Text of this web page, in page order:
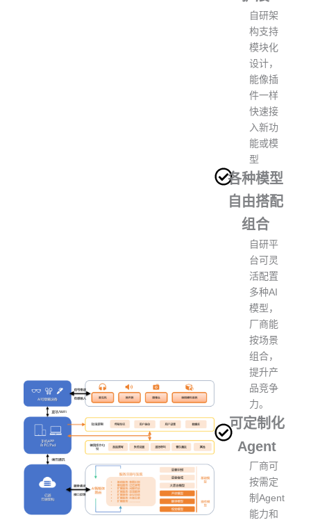
自研架
构支持
模块化
设计，
能像插
件一样
快速接
入新功
能或模
型
各种模型
自由搭配
组合
自研平
台可灵
活配置
多种AI
模型，
厂商能
按场景
组合，
提升产
品竞争
力。
可定制化
Agent
厂商可
按需定
制Agent
能力和